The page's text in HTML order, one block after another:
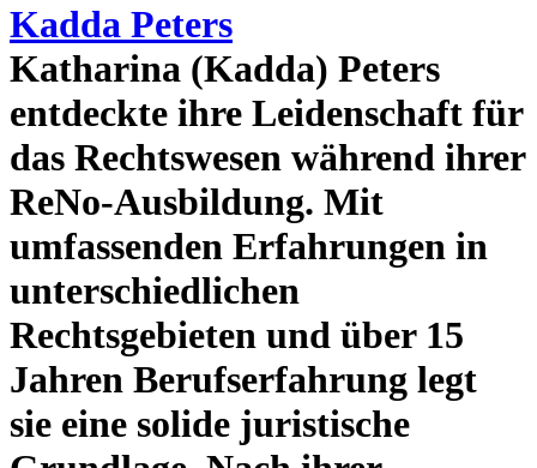
Kadda Peters
Katharina (Kadda) Peters
entdeckte ihre Leidenschaft für
das Rechtswesen während ihrer
ReNo-Ausbildung. Mit
umfassenden Erfahrungen in
unterschiedlichen
Rechtsgebieten und über 15
Jahren Berufserfahrung legt
sie eine solide juristische